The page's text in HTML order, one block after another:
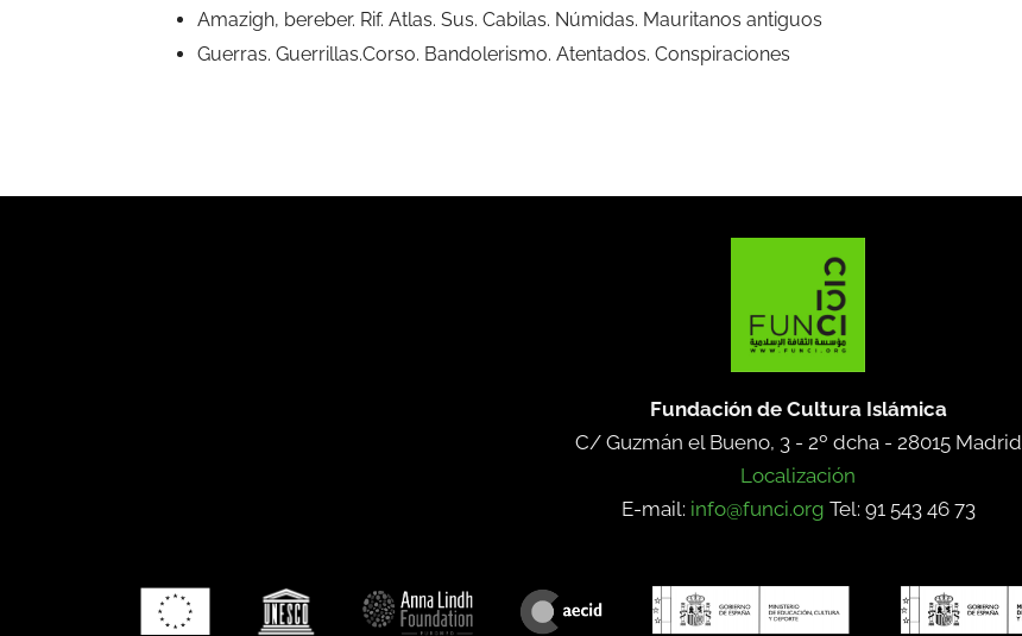
Amazigh, bereber. Rif. Atlas. Sus. Cabilas. Númidas. Mauritanos antiguos
Guerras. Guerrillas.Corso. Bandolerismo. Atentados. Conspiraciones
Fundación de Cultura Islámica
C/ Guzmán el Bueno, 3 - 2º dcha - 28015 Madrid
Localización
E-mail: info@funci.org Tel: 91 543 46 73